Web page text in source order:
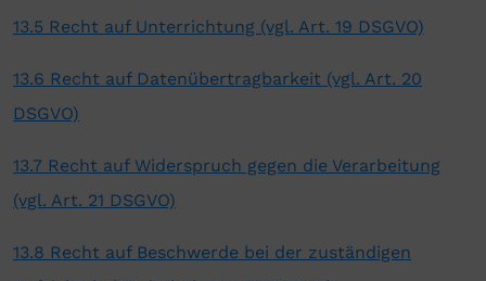
13.5 Recht auf Unterrichtung (vgl. Art. 19 DSGVO)
13.6 Recht auf Datenübertragbarkeit (vgl. Art. 20
DSGVO)
13.7 Recht auf Widerspruch gegen die Verarbeitung
(vgl. Art. 21 DSGVO)
13.8 Recht auf Beschwerde bei der zuständigen